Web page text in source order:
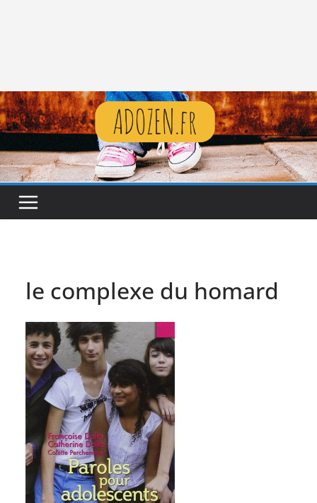
Passer
au
le complexe du homard